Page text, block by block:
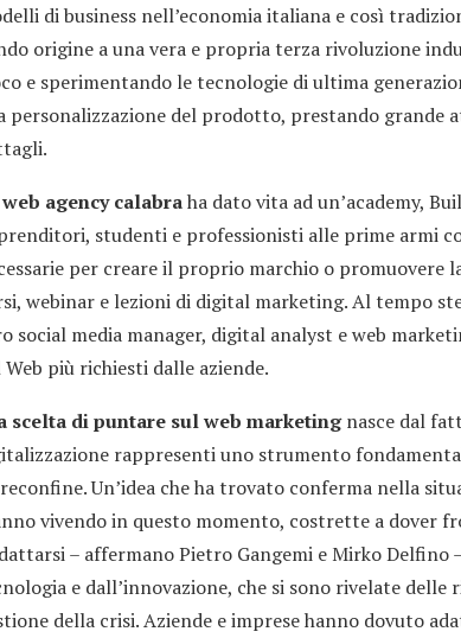
di business nell’economia italiana e così
origine a una vera e propria terza rivoluzione
e sperimentando le tecnologie di ultima
personalizzazione del prodotto, prestando grande
agency calabraha dato vita ad un’academy,
studenti e professionisti alle prime armi
per creare il proprio marchio o promuovere
webinar e lezioni di digital marketing. Al tempo
social media manager, digital analyst e web
Web più richiesti dalle aziende.
scelta di puntare sul web marketingnasce dal
rappresenti uno strumento
Un’idea che ha trovato conferma nella
vivendo in questo momento, costrette a dover
– affermano Pietro Gangemi e Mirko Delfino
e dall’innovazione, che si sono rivelate
della crisi. Aziende e imprese hanno dovuto